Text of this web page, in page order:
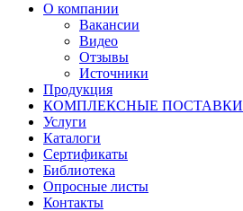
О компании
Вакансии
Видео
Отзывы
Источники
Продукция
КОМПЛЕКСНЫЕ ПОСТАВКИ
Услуги
Каталоги
Сертификаты
Библиотека
Опросные листы
Контакты